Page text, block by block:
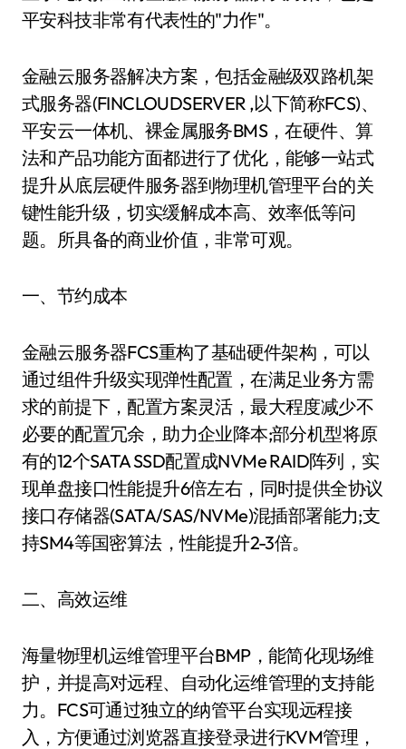
平安科技非常有代表性的"力作"。
金融云服务器解决方案，包括金融级双路机架
式服务器(FINCLOUDSERVER ,以下简称FCS)、
平安云一体机、裸金属服务BMS，在硬件、算
法和产品功能方面都进行了优化，能够一站式
提升从底层硬件服务器到物理机管理平台的关
键性能升级，切实缓解成本高、效率低等问
题。所具备的商业价值，非常可观。
一、节约成本
金融云服务器FCS重构了基础硬件架构，可以
通过组件升级实现弹性配置，在满足业务方需
求的前提下，配置方案灵活，最大程度减少不
必要的配置冗余，助力企业降本;部分机型将原
有的12个SATA SSD配置成NVMe RAID阵列，实
现单盘接口性能提升6倍左右，同时提供全协议
接口存储器(SATA/SAS/NVMe)混插部署能力;支
持SM4等国密算法，性能提升2-3倍。
二、高效运维
海量物理机运维管理平台BMP，能简化现场维
护，并提高对远程、自动化运维管理的支持能
力。FCS可通过独立的纳管平台实现远程接
入，方便通过浏览器直接登录进行KVM管理，